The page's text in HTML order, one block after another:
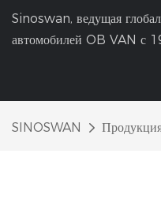
Sinoswan, ведущая
автомобилей OB VAN с
SINOSWAN